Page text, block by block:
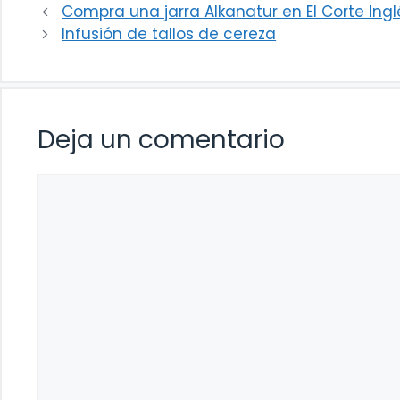
Compra una jarra Alkanatur en El Corte
Infusión de tallos de cereza
Deja un comentario